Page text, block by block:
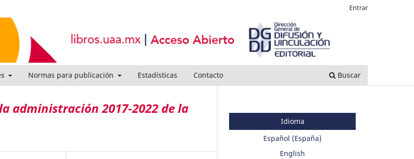
Normas para publicación Estadísticas Contacto Buscar
Entrar
la administración 2017-2022 de la
Idioma
Español (España)
English